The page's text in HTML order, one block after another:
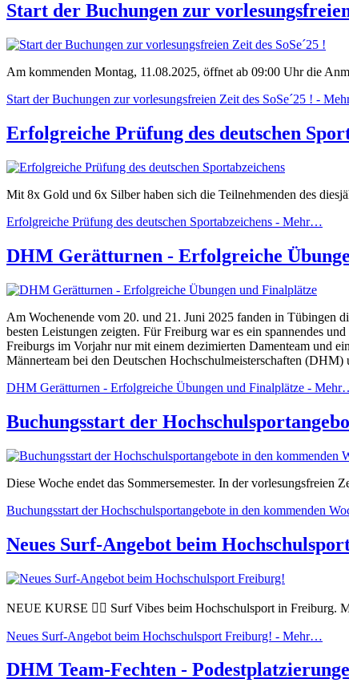
Start der Buchungen zur vorlesungsfreien
Am kommenden Montag, 11.08.2025, öffnet ab 09:00 Uhr die
Start der Buchungen zur vorlesungsfreien Zeit des SoSe´25 ! -
Erfolgreiche Prüfung des deutschen
Mit 8x Gold und 6x Silber haben sich die Teilnehmenden des
Erfolgreiche Prüfung des deutschen Sportabzeichens - Mehr…
DHM Gerätturnen - Erfolgreiche
Am Wochenende vom 20. und 21. Juni 2025 fanden in Tübingen
besten Leistungen zeigten. Für Freiburg war es ein spannendes
Freiburgs im Vorjahr nur mit einem dezimierten Damenteam und
Männerteam bei den Deutschen Hochschulmeisterschaften
DHM Gerätturnen - Erfolgreiche Übungen und Finalplätze -
Buchungsstart der
Diese Woche endet das Sommersemester. In der
Buchungsstart der Hochschulsportangebote in den kommenden
Neues Surf-Angebot beim
NEUE KURSE 🏄‍♀️ Surf Vibes beim Hochschulsport in Freiburg.
Neues Surf-Angebot beim Hochschulsport Freiburg! - Mehr…
DHM Team-Fechten -